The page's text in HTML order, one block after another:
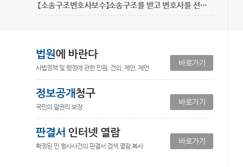
【소송구조변호사보수】소송구조를 받고 변호사를 선임한 경우 당사자가 변호사보수지급에 관한 소송비용액확정신청을 상대방에게 할 수 있는지요?
법원에 바란다
사법정책 및 행정에 관한 민원, 건의, 제안, 제언
바로가기
정보공개청구
국민의 알권리 보장
바로가기
판결서 인터넷 열람
확정된 민.형사사건의 판결서 검색.열람.복사
바로가기